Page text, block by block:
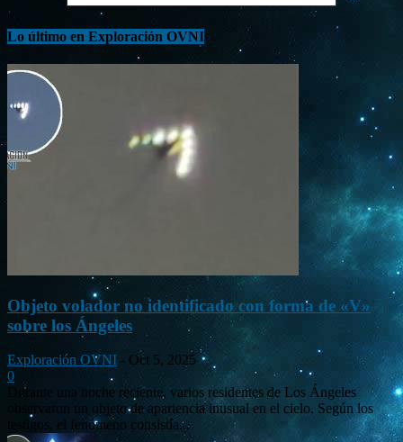
Lo último en Exploración OVNI
Objeto volador no identificado con forma de «V»
sobre los Ángeles
Exploración OVNI - Oct 5, 2025
0
Durante una noche reciente, varios residentes de Los Ángeles
observaron un objeto de apariencia inusual en el cielo. Según los
testigos, el fenómeno consistía...